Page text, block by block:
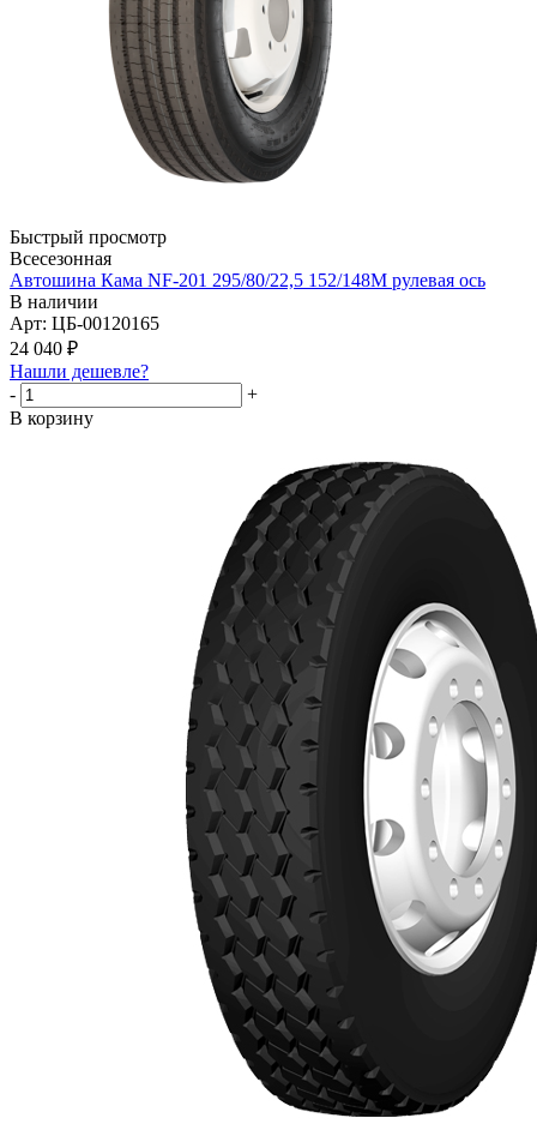
Быстрый просмотр
Всесезонная
Автошина Кама NF-201 295/80/22,5 152/148М рулевая ось
В наличии
Арт: ЦБ-00120165
24 040 ₽
Нашли дешевле?
-
+
В корзину